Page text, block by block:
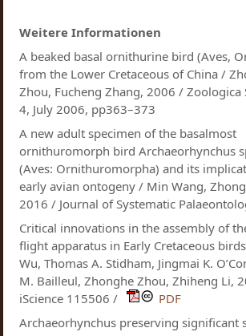
Weitere Informationen
A beaked basal ornithurine bird (Aves,
from the Lower Cretaceous of China /
Zhou, Fucheng Zhang, 2006 / Zoologica
4, July 2006, pp363–373
A new adult specimen of the basalmost
ornithuromorph bird Archaeorhynchus
(Aves: Ornithuromorpha) and its
early avian ontogeny / Min Wang,
2016 / Journal of Systematic
Critical innovations in the assembly of
flight apparatus in Early Cretaceous
Wu, Thomas A. Stidham, Jingmai K.
M. Bailleul, Zhonghe Zhou, Zhiheng Li,
iScience 115506 /
PDF
Archaeorhynchus preserving significant